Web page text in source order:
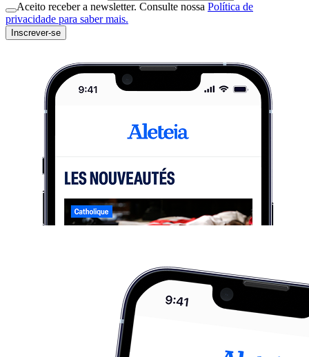
Aceito receber a newsletter. Consulte nossa Política de
privacidade para saber mais.
Inscrever-se